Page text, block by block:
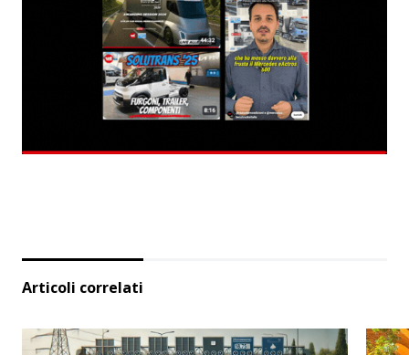
Articoli correlati